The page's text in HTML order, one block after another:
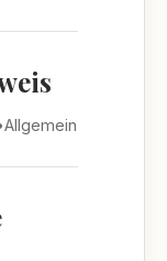
Allgemein